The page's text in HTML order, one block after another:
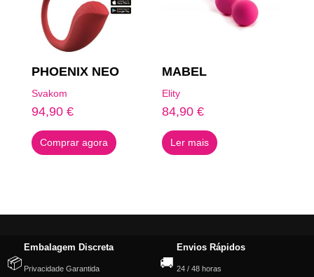
PHOENIX NEO
Svakom
94,90 €
Comprar agora
MABEL
Elity
84,90€
Ler mais
📦
Embalagem Discreta
Privacidade Garantida 🚚
Envios Rápidos
24 / 48 horas